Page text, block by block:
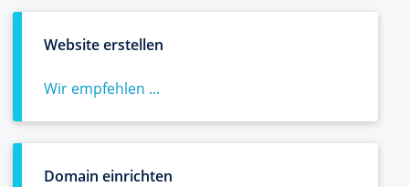
Website erstellen
Wir empfehlen ...
Domain einrichten